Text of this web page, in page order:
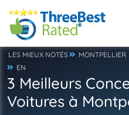
LES MIEUX NOTÉS MONTPELLIER
EN
3 Meilleurs
Voitures à